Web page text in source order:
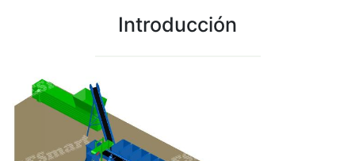
Introducción